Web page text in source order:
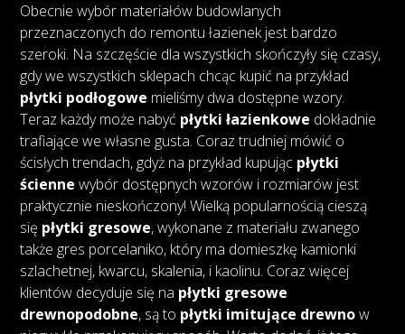
Obecnie wybór materiałów budowlanych
przeznaczonych do remontu łazienek jest bardzo
szeroki. Na szczęście dla wszystkich skończyły się czasy,
gdy we wszystkich sklepach chcąc kupić na przykład
płytki podłogowe mieliśmy dwa dostępne wzory.
Teraz każdy może nabyć płytki łazienkowe dokładnie
trafiające we własne gusta. Coraz trudniej mówić o
ścisłych trendach, gdyż na przykład kupując płytki
ścienne wybór dostępnych wzorów i rozmiarów jest
praktycznie nieskończony! Wielką popularnością cieszą
się płytki gresowe, wykonane z materiału zwanego
także gres porcelaniko, który ma domieszkę kamionki
szlachetnej, kwarcu, skalenia, i kaolinu. Coraz więcej
klientów decyduje się na płytki gresowe
drewnopodobne, są to płytki imitujące drewnow